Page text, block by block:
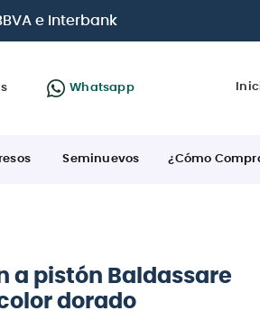
e Interbank
Whatsapp
Seminuevos ¿Cómo
a pistón Baldassare
dorado